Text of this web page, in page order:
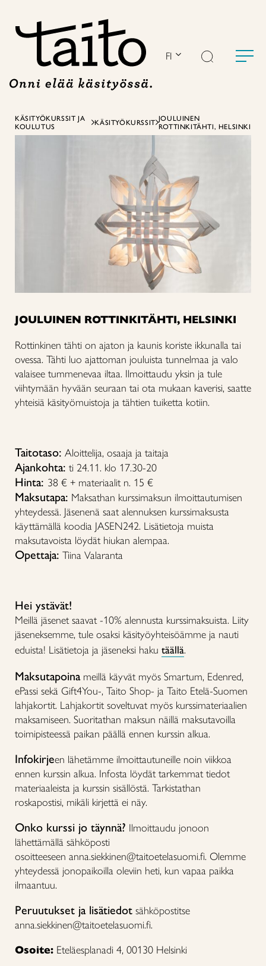
FI
KÄSITYÖKURSSIT JA
KOULUTUS
KÄSITYÖKURSSIT JOULUINEN
ROTTINKITÄHTI, HELSINKI
JOULUINEN ROTTINKITÄHTI, HELSINKI
Rottinkinen tähti on ajaton ja kaunis koriste ikkunalla tai
ovessa. Tähti luo ajattoman jouluista tunnelmaa ja valo
valaisee tummenevaa iltaa. Ilmoittaudu yksin ja tule
viihtymään hyvään seuraan tai ota mukaan kaverisi, saatte
yhteisiä käsityömuistoja ja tähtien tuiketta kotiin.
Taitotaso: Aloittelija, osaaja ja taitaja
Ajankohta: ti 24.11. klo 17.30-20
Hinta: 38 € + materiaalit n. 15 €
Maksutapa: Maksathan kurssimaksun ilmoittautumisen
yhteydessä. Jäsenenä saat alennuksen kurssimaksusta
käyttämällä koodia JASEN242. Lisätietoja muista
maksutavoista löydät hiukan alempaa.
Opettaja: Tiina Valaranta
Hei ystävät!
Meillä jäsenet saavat -10% alennusta kurssimaksuista. Liity
jäseneksemme, tule osaksi käsityöyhteisöämme ja nauti
eduista! Lisätietoja ja jäseneksi haku täällä.
Maksutapoinameillä käyvät myös Smartum, Edenred,
ePassi sekä Gift4You-, Taito Shop- ja Taito Etelä-Suomen
lahjakortit. Lahjakortit soveltuvat myös kurssimateriaalien
maksamiseen. Suoritathan maksun näillä maksutavoilla
toimipisteessä paikan päällä ennen kurssin alkua.
Infokirjeen lähetämme ilmoittautuneille noin viikkoa
ennen kurssin alkua. Infosta löydät tarkemmat tiedot
materiaaleista ja kurssin sisällöstä. Tarkistathan
roskapostisi, mikäli kirjettä ei näy.
Onko kurssi jo täynnä? Ilmoittaudu jonoon
lähettämällä sähköposti
osoitteeseen anna.siekkinen@taitoetelasuomi.fi. Olemme
yhteydessä jonopaikoilla oleviin heti, kun vapaa paikka
ilmaantuu.
Peruutukset ja lisätiedot sähköpostitse
anna.siekkinen@taitoetelasuomi.fi.
Osoite: Eteläesplanadi 4, 00130 Helsinki